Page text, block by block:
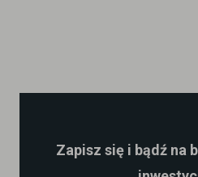
Zapisz się i bądź na